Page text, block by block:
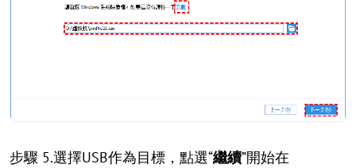
步驟 5.選擇USB作為目標，點選“繼續”開始在